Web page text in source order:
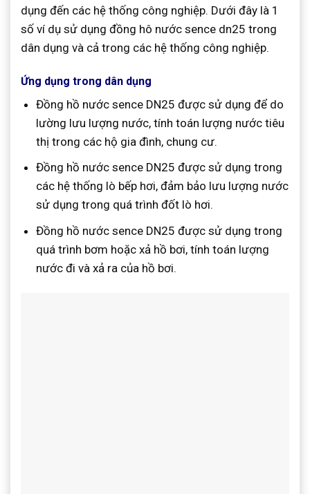
dụng đến các hệ thống công nghiệp. Dưới đây là 1
số ví dụ sử dụng đồng hô nước sence dn25 trong
dân dụng và cả trong các hệ thống công nghiệp.
Ứng dụng trong dân dụng
Đồng hồ nước sence DN25 được sử dụng để do
lường lưu lượng nước, tính toán lượng nước tiêu
thị trong các hộ gia đình, chung cư.
Đồng hồ nước sence DN25 được sử dụng trong
các hệ thống lò bếp hơi, đảm bảo lưu lượng nước
sử dụng trong quá trình đốt lò hơi.
Đồng hồ nước sence DN25 được sử dụng trong
quá trình bơm hoặc xả hồ bơi, tính toán lượng
nước đi và xả ra của hồ bơi.